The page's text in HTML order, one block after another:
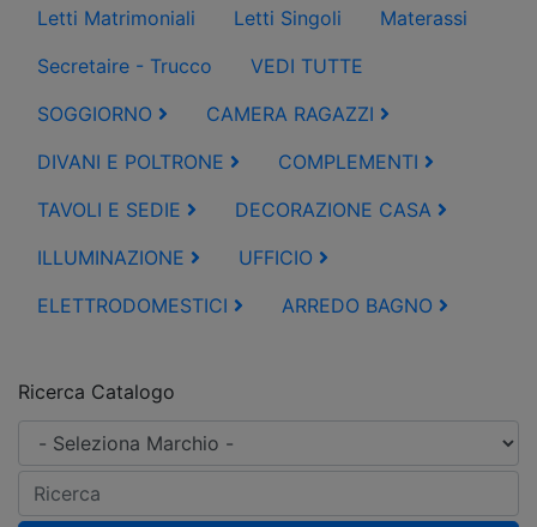
Letti Matrimoniali
Letti Singoli
Materassi
Secretaire - Trucco
VEDI TUTTE
SOGGIORNO
CAMERA RAGAZZI
DIVANI E POLTRONE
COMPLEMENTI
TAVOLI E SEDIE
DECORAZIONE CASA
ILLUMINAZIONE
UFFICIO
ELETTRODOMESTICI
ARREDO BAGNO
Ricerca Catalogo